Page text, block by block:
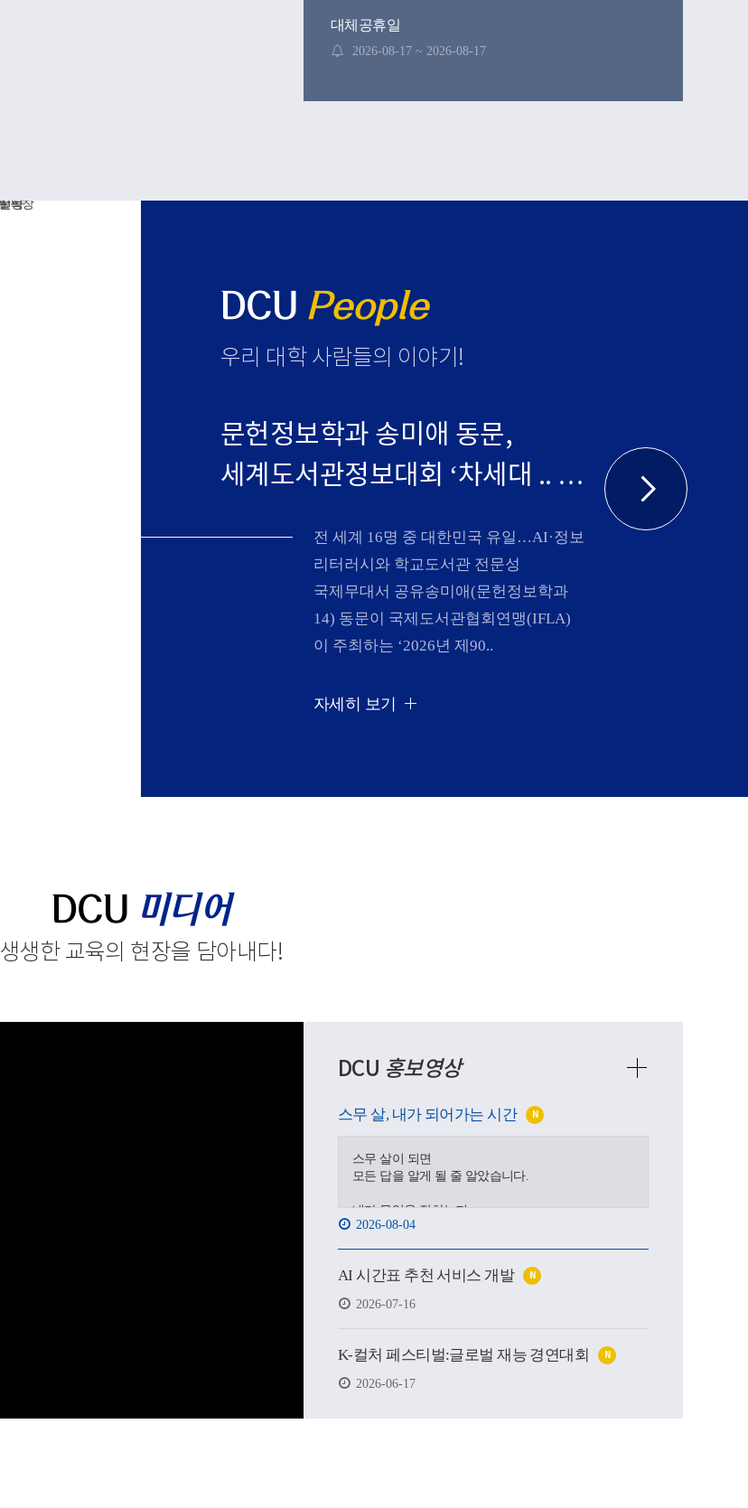
대체공휴일
2026-08-17 ~ 2026-08-17
DCU People
우리 대학 사람들의 이야기 !
문헌정보학과 송미애 동문,
세계도서관정보대회 ‘차세대 ..
전 세계 16명 중 대한민국 유일…AI·정보
리터러시와 학교도서관 전문성
국제무대서 공유송미애(문헌정보학과
14) 동문이 국제도서관협회연맹(IFLA)
이 주최하는 ‘2026년 제90..
자세히 보기
DCU 미디어
생생한 교육의 현장을 담아내다!
DCU 홍보영상
스무 살, 내가 되어가는 시간 N
스무 살이 되면
모든 답을 알게 될 줄 알았습니다.
내가 무엇을 잘하는지,
어디로 가야 하는지,
하지만 처음 마주한 강의실도,
처음 건넨 인사도,
그래도 괜찮습니다.
시작은 원래 조금 흔들리는 마음에서 태어나고,
2026-08-04
AI 시간표 추천 서비스 개발 N
2026-07-16
K-컬처 페스티벌:글로벌 재능 경연대회 N
2026-06-17